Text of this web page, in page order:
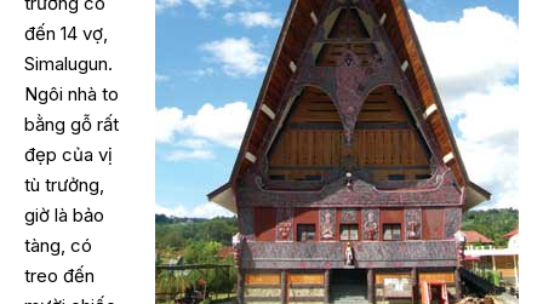
đến 14 vợ,
Simalugun.
Ngôi nhà to
bằng gỗ rất
đẹp của vị
tù trưởng,
giờ là bảo
tàng, có
treo đến